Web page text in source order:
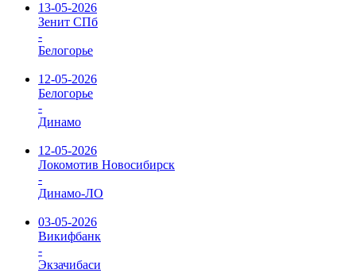
13-05-2026
Зенит СПб
-
Белогорье
12-05-2026
Белогорье
-
Динамо
12-05-2026
Локомотив Новосибирск
-
Динамо-ЛО
03-05-2026
Викифбанк
-
Экзачибаси